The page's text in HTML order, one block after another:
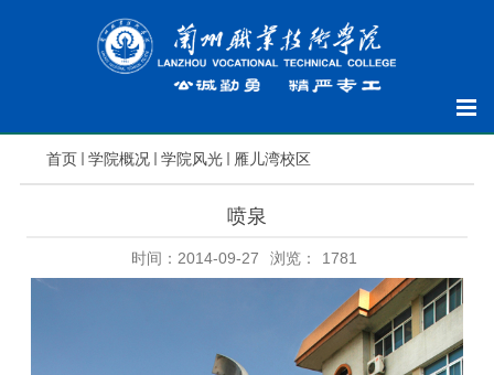
首页 学院概况 学院风光 雁儿湾校区
喷泉
时间：2014-09-27 浏览： 1781